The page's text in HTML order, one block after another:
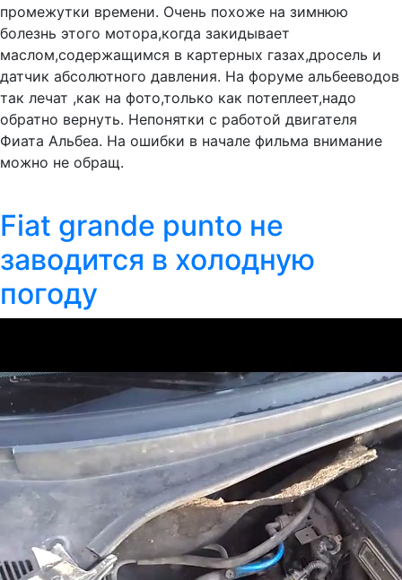
промежутки времени. Очень похоже на зимнюю
болезнь этого мотора,когда закидывает
маслом,содержащимся в картерных газах,дросель и
датчик абсолютного давления. На форуме альбееводов
так лечат ,как на фото,только как потеплеет,надо
обратно вернуть. Непонятки с работой двигателя
Фиата Альбеа. На ошибки в начале фильма внимание
можно не обращ.
Fiat grande punto не
заводится в холодную
погоду